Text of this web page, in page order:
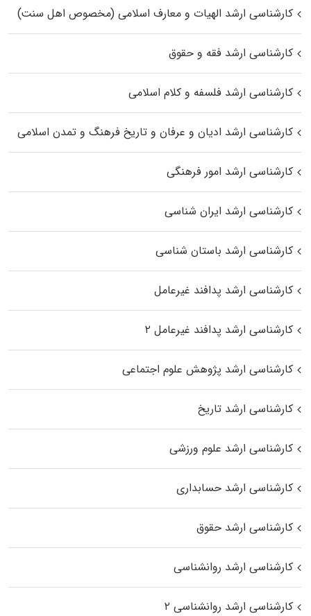
کارشناسی ارشد الهیات و معارف اسلامی (مخصوص اهل سنت)
کارشناسی ارشد فقه و حقوق
کارشناسی ارشد فلسفه و کلام اسلامی
کارشناسی ارشد ادیان و عرفان و تاریخ فرهنگ و تمدن اسلامی
کارشناسی ارشد امور فرهنگی
کارشناسی ارشد ایران شناسی
کارشناسی ارشد باستان شناسی
کارشناسی ارشد پدافند غیرعامل
کارشناسی ارشد پدافند غیرعامل ۲
کارشناسی ارشد پژوهش علوم اجتماعی
کارشناسی ارشد تاریخ
کارشناسی ارشد علوم ورزشی
کارشناسی ارشد حسابداری
کارشناسی ارشد حقوق
کارشناسی ارشد روانشناسی
کارشناسی ارشد روانشناسی ۲